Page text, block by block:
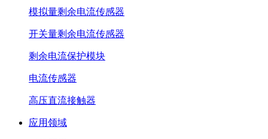
模拟量剩余电流传感器
开关量剩余电流传感器
剩余电流保护模块
电流传感器
高压直流接触器
应用领域